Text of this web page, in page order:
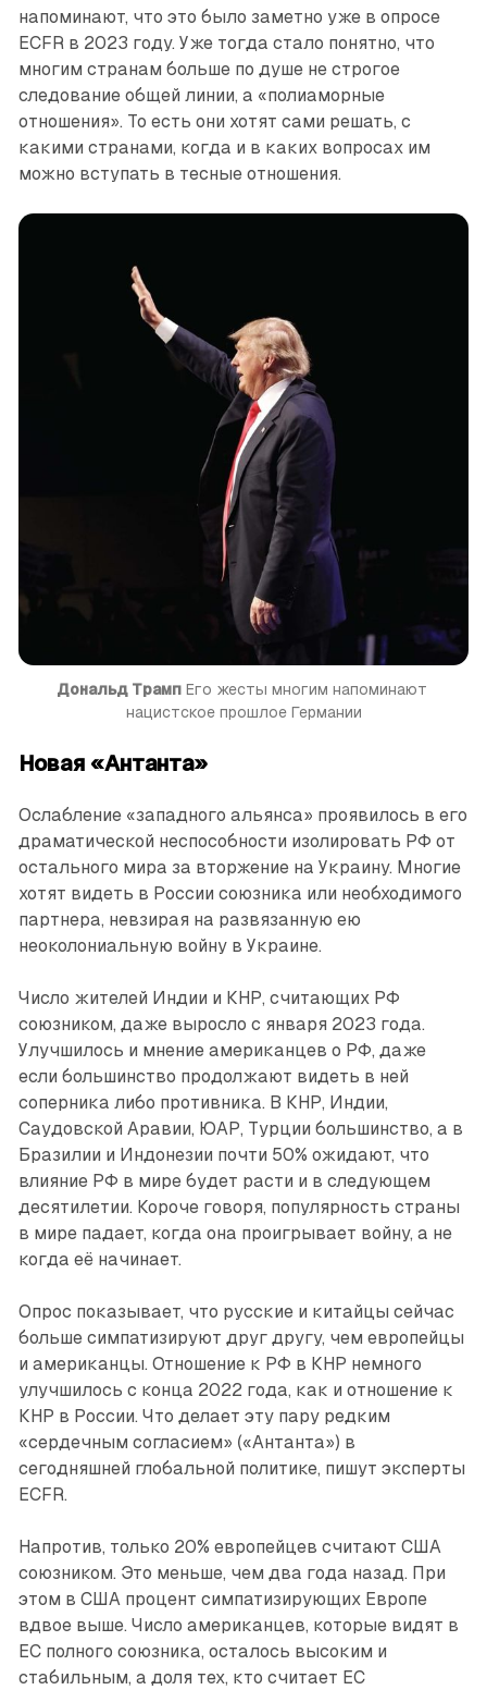
напоминают, что это было заметно уже в опросе
ECFR в 2023 году. Уже тогда стало понятно, что
многим странам больше по душе не строгое
следование общей линии, а «полиаморные
отношения». То есть они хотят сами решать, с
какими странами, когда и в каких вопросах им
можно вступать в тесные отношения.
Дональд Трамп Его жесты многим напоминают
нацистское прошлое Германии
Новая «Антанта»
Ослабление «западного альянса» проявилось в его
драматической неспособности изолировать РФ от
остального мира за вторжение на Украину. Многие
хотят видеть в России союзника или необходимого
партнера, невзирая на развязанную ею
неоколониальную войну в Украине.
Число жителей Индии и КНР, считающих РФ
союзником, даже выросло с января 2023 года.
Улучшилось и мнение американцев о РФ, даже
если большинство продолжают видеть в ней
соперника либо противника. В КНР, Индии,
Саудовской Аравии, ЮАР, Турции большинство, а в
Бразилии и Индонезии почти 50% ожидают, что
влияние РФ в мире будет расти и в следующем
десятилетии. Короче говоря, популярность страны
в мире падает, когда она проигрывает войну, а не
когда её начинает.
Опрос показывает, что русские и китайцы сейчас
больше симпатизируют друг другу, чем европейцы
и американцы. Отношение к РФ в КНР немного
улучшилось с конца 2022 года, как и отношение к
КНР в России. Что делает эту пару редким
«сердечным согласием» («Антанта») в
сегодняшней глобальной политике, пишут эксперты
ECFR.
Напротив, только 20% европейцев считают США
союзником. Это меньше, чем два года назад. При
этом в США процент симпатизирующих Европе
вдвое выше. Число американцев, которые видят в
ЕС полного союзника, осталось высоким и
стабильным, а доля тех, кто считает ЕС